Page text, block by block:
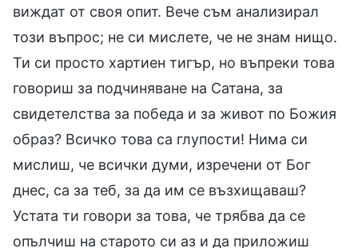
виждат от своя опит. Вече съм анализирал
този въпрос; не си мислете, че не знам нищо.
Ти си просто хартиен тигър, но въпреки това
говориш за подчиняване на Сатана, за
свидетелства за победа и за живот по Божия
образ? Всичко това са глупости! Нима си
мислиш, че всички думи, изречени от Бог
днес, са за теб, за да им се възхищаваш?
Устата ти говори за това, че трябва да се
опълчиш на старото си аз и да приложиш